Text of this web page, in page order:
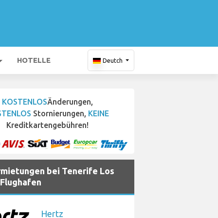
HOTELLE Deutch
KOSTENLOSÄnderungen,
Stornierungen, KEINE
Kreditkartengebühren!
bei Tenerife Los
Hertz